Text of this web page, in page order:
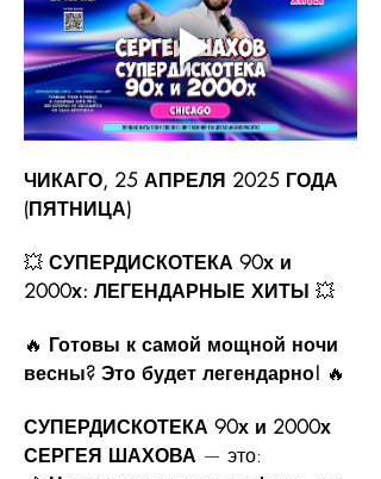
ЧИКАГО, 25 АПРЕЛЯ 2025 ГОДА
(ПЯТНИЦА)
💥 СУПЕРДИСКОТЕКА 90х и
2000х: ЛЕГЕНДАРНЫЕ ХИТЫ 💥
🔥 Готовы к самой мощной ночи
весны? Это будет легендарно! 🔥
СУПЕРДИСКОТЕКА 90х и 2000х
СЕРГЕЯ ШАХОВА — это: